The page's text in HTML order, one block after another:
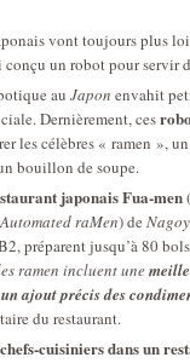
vont toujours plus
conçu un robot pour servir
au Japon envahit
Dernièrement, ces
les célèbres « ramen »,
bouillon de soupe.
japonais Fua-men
raMen) de
préparent jusqu’à 80
ramen incluent une
ajout précis des
du restaurant.
cuisiniers dans un